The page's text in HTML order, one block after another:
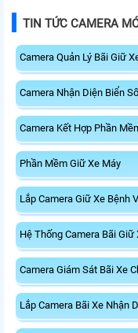
TIN TỨC CAMERA
Camera Quản Lý Bãi Giữ
Camera Nhận Diện Biển
Camera Kết Hợp Phần
Phần Mềm Giữ Xe Máy
Lắp Camera Giữ Xe Bệnh
Hệ Thống Camera Bãi Giữ
Camera Giám Sát Bãi Xe
Lắp Camera Bãi Xe Nhận